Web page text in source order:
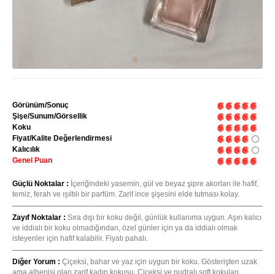
Görünüm/Sonuç
Şişe/Sunum/Görsellik
Koku
Fiyat/Kalite Değerlendirmesi
Kalıcılık
Genel Puan
Güçlü Noktalar : İçeriğindeki yasemin, gül ve beyaz şipre akorları ile hafif,
temiz, ferah ve ışıltılı bir parfüm. Zarif ince şişesini elde tutması kolay.
Zayıf Noktalar : Sıra dışı bir koku değil, günlük kullanıma uygun. Aşırı kalıcı
ve iddialı bir koku olmadığından, özel günler için ya da iddialı olmak
isteyenler için hafif kalabilir. Fiyatı pahalı.
Diğer Yorum : Çiçeksi, bahar ve yaz için uygun bir koku. Gösterişten uzak
ama albenisi olan zarif kadın kokusu. Çiçeksi ve pudralı soft kokuları